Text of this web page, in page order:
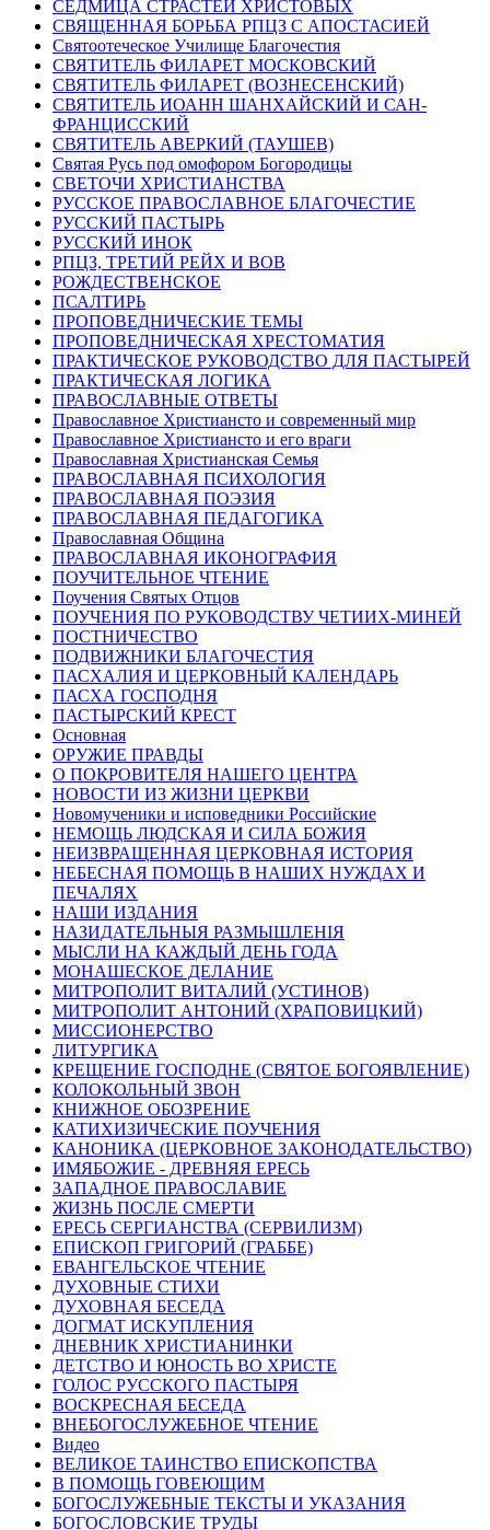
СЕДМИЦА СТРАСТЕЙ ХРИСТОВЫХ
СВЯЩЕННАЯ БОРЬБА РПЦЗ С АПОСТАСИЕЙ
Святоотеческое Училище Благочестия
СВЯТИТЕЛЬ ФИЛАРЕТ МОСКОВСКИЙ
СВЯТИТЕЛЬ ФИЛАРЕТ (ВОЗНЕСЕНСКИЙ)
СВЯТИТЕЛЬ ИОАНН ШАНХАЙСКИЙ И САН-
ФРАНЦИССКИЙ
СВЯТИТЕЛЬ АВЕРКИЙ (ТАУШЕВ)
Святая Русь под омофором Богородицы
СВЕТОЧИ ХРИСТИАНСТВА
РУССКОЕ ПРАВОСЛАВНОЕ БЛАГОЧЕСТИЕ
РУССКИЙ ПАСТЫРЬ
РУССКИЙ ИНОК
РПЦЗ, ТРЕТИЙ РЕЙХ И ВОВ
РОЖДЕСТВЕНСКОЕ
ПСАЛТИРЬ
ПРОПОВЕДНИЧЕСКИЕ ТЕМЫ
ПРОПОВЕДНИЧЕСКАЯ ХРЕСТОМАТИЯ
ПРАКТИЧЕСКОЕ РУКОВОДСТВО ДЛЯ ПАСТЫРЕЙ
ПРАКТИЧЕСКАЯ ЛОГИКА
ПРАВОСЛАВНЫЕ ОТВЕТЫ
Православное Христиансто и современный мир
Православное Христиансто и его враги
Православная Христианская Семья
ПРАВОСЛАВНАЯ ПСИХОЛОГИЯ
ПРАВОСЛАВНАЯ ПОЭЗИЯ
ПРАВОСЛАВНАЯ ПЕДАГОГИКА
Православная Община
ПРАВОСЛАВНАЯ ИКОНОГРАФИЯ
ПОУЧИТЕЛЬНОЕ ЧТЕНИЕ
Поучения Святых Отцов
ПОУЧЕНИЯ ПО РУКОВОДСТВУ ЧЕТИИХ-МИНЕЙ
ПОСТНИЧЕСТВО
ПОДВИЖНИКИ БЛАГОЧЕСТИЯ
ПАСХАЛИЯ И ЦЕРКОВНЫЙ КАЛЕНДАРЬ
ПАСХА ГОСПОДНЯ
ПАСТЫРСКИЙ КРЕСТ
Основная
ОРУЖИЕ ПРАВДЫ
О ПОКРОВИТЕЛЯ НАШЕГО ЦЕНТРА
НОВОСТИ ИЗ ЖИЗНИ ЦЕРКВИ
Новомученики и исповедники Российские
НЕМОЩЬ ЛЮДСКАЯ И СИЛА БОЖИЯ
НЕИЗВРАЩЕННАЯ ЦЕРКОВНАЯ ИСТОРИЯ
НЕБЕСНАЯ ПОМОЩЬ В НАШИХ НУЖДАХ И
ПЕЧАЛЯХ
НАШИ ИЗДАНИЯ
НАЗИДАТЕЛЬНЫЯ РАЗМЫШЛЕНІЯ
МЫСЛИ НА КАЖДЫЙ ДЕНЬ ГОДА
МОНАШЕСКОЕ ДЕЛАНИЕ
МИТРОПОЛИТ ВИТАЛИЙ (УСТИНОВ)
МИТРОПОЛИТ АНТОНИЙ (ХРАПОВИЦКИЙ)
МИССИОНЕРСТВО
ЛИТУРГИКА
КРЕЩЕНИЕ ГОСПОДНЕ (СВЯТОЕ БОГОЯВЛЕНИЕ)
КОЛОКОЛЬНЫЙ ЗВОН
КНИЖНОЕ ОБОЗРЕНИЕ
КАТИХИЗИЧЕСКИЕ ПОУЧЕНИЯ
КАНОНИКА (ЦЕРКОВНОЕ ЗАКОНОДАТЕЛЬСТВО)
ИМЯБОЖИЕ - ДРЕВНЯЯ ЕРЕСЬ
ЗАПАДНОЕ ПРАВОСЛАВИЕ
ЖИЗНЬ ПОСЛЕ СМЕРТИ
ЕРЕСЬ СЕРГИАНСТВА (СЕРВИЛИЗМ)
ЕПИСКОП ГРИГОРИЙ (ГРАББЕ)
ЕВАНГЕЛЬСКОЕ ЧТЕНИЕ
ДУХОВНЫЕ СТИХИ
ДУХОВНАЯ БЕСЕДА
ДОГМАТ ИСКУПЛЕНИЯ
ДНЕВНИК ХРИСТИАНИНКИ
ДЕТСТВО И ЮНОСТЬ ВО ХРИСТЕ
ГОЛОС РУССКОГО ПАСТЫРЯ
ВОСКРЕСНАЯ БЕСЕДА
ВНЕБОГОСЛУЖЕБНОЕ ЧТЕНИЕ
Видео
ВЕЛИКОЕ ТАИНСТВО ЕПИСКОПСТВА
В ПОМОЩЬ ГОВЕЮЩИМ
БОГОСЛУЖЕБНЫЕ ТЕКСТЫ И УКАЗАНИЯ
БОГОСЛОВСКИЕ ТРУДЫ